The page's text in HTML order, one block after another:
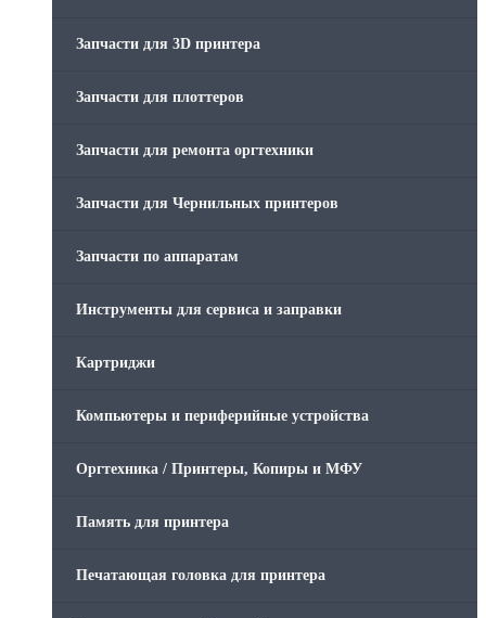
Запчасти для 3D принтера
Запчасти для плоттеров
Запчасти для ремонта оргтехники
Запчасти для Чернильных принтеров
Запчасти по аппаратам
Инструменты для сервиса и заправки
Картриджи
Компьютеры и периферийные устройства
Оргтехника / Принтеры, Копиры и МФУ
Память для принтера
Печатающая головка для принтера